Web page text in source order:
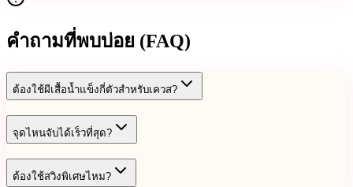
คำถามที่พบบ่อย (FAQ)
ต้องใช้ผีเสื้อน้ำแข็งกี่ตัวสำหรับเควส?
จุดไหนจับได้เร็วที่สุด?
ต้องใช้สวิงพิเศษไหม?